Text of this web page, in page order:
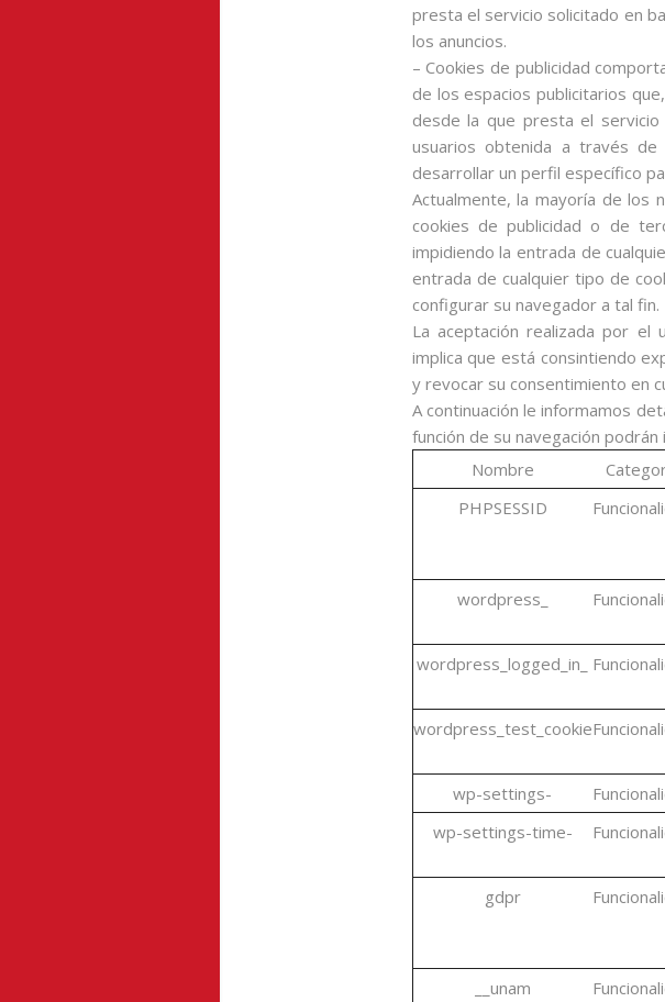
presta el servicio solicitado en
los anuncios.
– Cookies de publicidad
de los espacios publicitarios
desde la que presta el servicio
usuarios obtenida a través
desarrollar un perfil específico
Actualmente, la mayoría de los
cookies de publicidad o de
impidiendo la entrada de
entrada de cualquier tipo de
configurar su navegador a tal fin.
La aceptación realizada por el
implica que está consintiendo
y revocar su consentimiento en
A continuación le informamos
función de su navegación
Nombre
PHPSESSID
wordpress_
wordpress_logged_in_
wordpress_test_cookie
wp-settings-
wp-settings-time-
gdpr
__unam